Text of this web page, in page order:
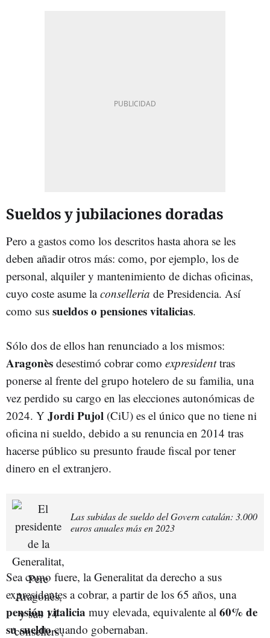
Sueldos y jubilaciones doradas
Pero a gastos como los descritos hasta ahora se les
deben añadir otros más: como, por ejemplo, los de
personal, alquiler y mantenimiento de dichas oficinas,
cuyo coste asume laconselleria de Presidencia. Así
como sus sueldos o pensiones vitalicias.
Sólo dos de ellos han renunciado a los mismos:
Aragonès desestimó cobrar como expresidenttras
ponerse al frente del grupo hotelero de su familia, una
vez perdido su cargo en las elecciones autonómicas de
2024. Y Jordi Pujol (CiU) es el único que no tiene ni
oficina ni sueldo, debido a su renuncia en 2014 tras
hacerse público su presunto fraude fiscal por tener
dinero en el extranjero.
Las subidas de sueldo del Govern catalán: 3.000
euros anuales más en 2023
Sea como fuere, la Generalitat da derecho a sus
expresidentes a cobrar, a partir de los 65 años, una
pensión vitalicia muy elevada, equivalente al 60% de
su sueldocuando gobernaban.